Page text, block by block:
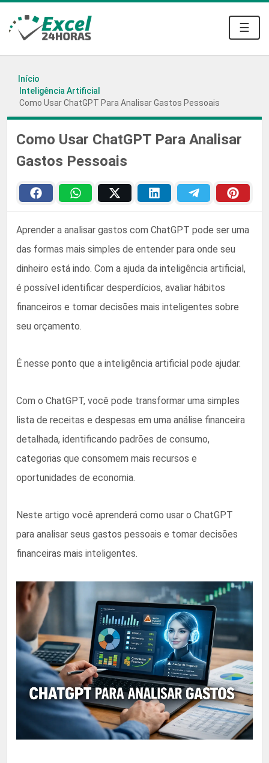
☰
Início
Inteligência Artificial
Como Usar ChatGPT Para Analisar Gastos Pessoais
Como Usar ChatGPT Para Analisar
Gastos Pessoais
Aprender a analisar gastos com ChatGPT pode ser uma
das formas mais simples de entender para onde seu
dinheiro está indo. Com a ajuda da inteligência artificial,
é possível identificar desperdícios, avaliar hábitos
financeiros e tomar decisões mais inteligentes sobre
seu orçamento.
É nesse ponto que a inteligência artificial pode ajudar.
Com o ChatGPT, você pode transformar uma simples
lista de receitas e despesas em uma análise financeira
detalhada, identificando padrões de consumo,
categorias que consomem mais recursos e
oportunidades de economia.
Neste artigo você aprenderá como usar o ChatGPT
para analisar seus gastos pessoais e tomar decisões
financeiras mais inteligentes.